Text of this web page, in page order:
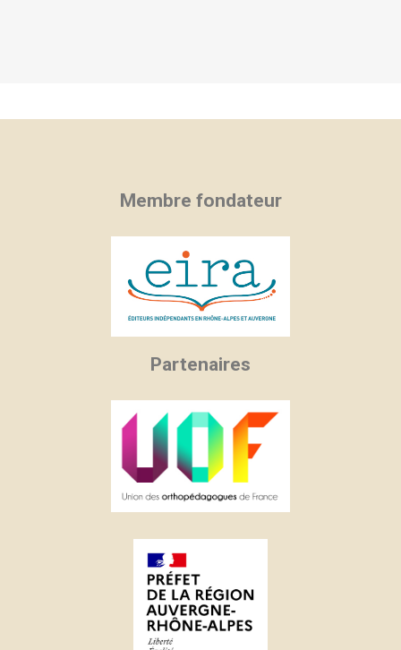
Membre fondateur
Partenaires